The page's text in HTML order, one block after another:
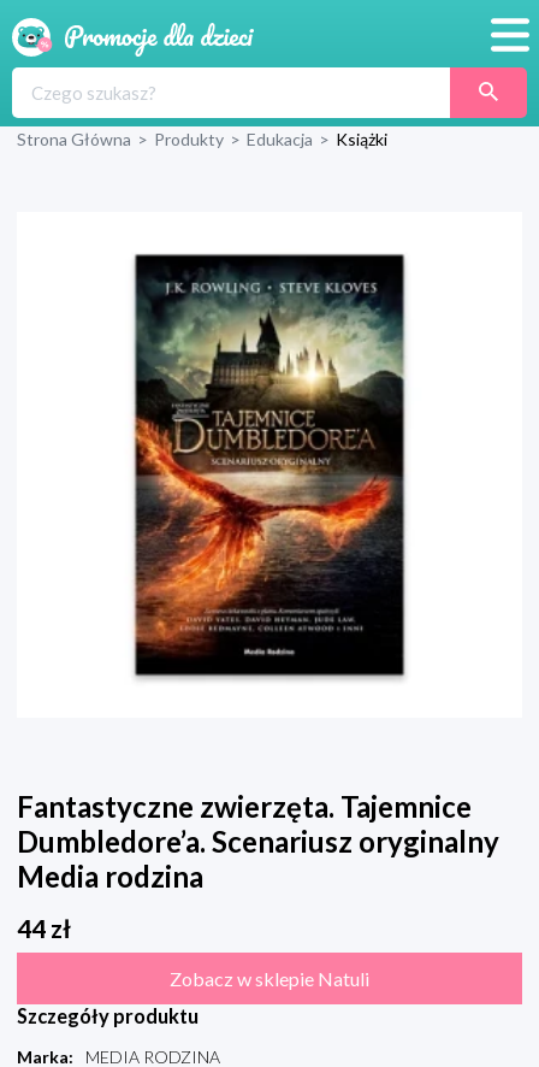
Produkty
Blog
Wyprawka
Strona Główna > Produkty > Edukacja > Książki
Fantastyczne zwierzęta. Tajemnice
Dumbledore’a. Scenariusz oryginalny
Media rodzina
44 zł
Zobacz w sklepie Natuli
Szczegóły produktu
Marka:
MEDIA RODZINA